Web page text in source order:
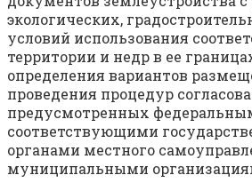
экологических,
условий использования
территории и недр в ее
определения вариантов
проведения процедур
предусмотренных
соответствующими
органами местного
муниципальными